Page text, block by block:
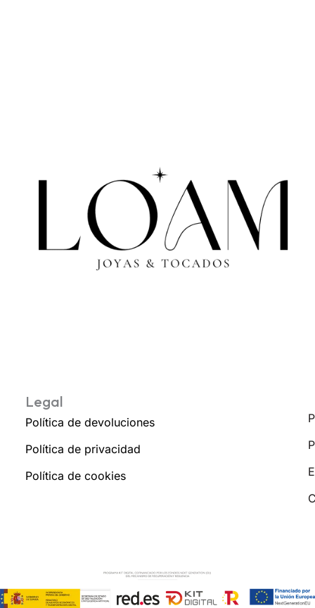
Legal
Política de devoluciones
Política de privacidad
Política de cookies